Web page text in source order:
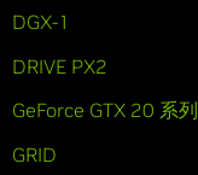
DGX-1
DRIVE PX2
GeForce GTX 20 系列
GRID